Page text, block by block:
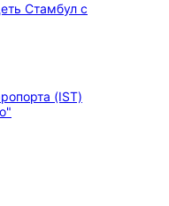
Стамбул с